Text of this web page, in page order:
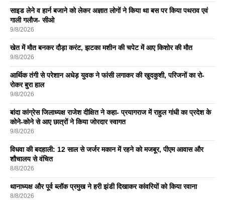
साइड लेने व हार्न बजाने को लेकर अज्ञात लोगों ने किया था बस पर किया पथराव एवं
गाली गलौज- सीओ
9/8/2026
खेत में मौत बनकर दौड़ा करंट, झटका मशीन की चपेट में आए किशोर की मौत
9/8/2026
आर्थिक तंगी से परेशान अधेड़ युवक ने फांसी लगाकर की खुदकुशी, परिजनों का रो-
रोकर बुरा हाल
9/8/2026
बांदा कांग्रेस जिलाध्यक्ष राजेश दीक्षित ने कहा- प्रयागराज में राहुल गांधी का प्रदेश के
कोने-कोने से आए छात्रों ने किया जोरदार स्वागत
9/8/2026
विधवा की बदहाली: 12 साल से जर्जर मकान में रहने को मजबूर, पीएम आवास और
शौचालय से वंचित
8/8/2026
थानाध्यक्ष और पूर्व ब्लॉक प्रमुख ने हरी झंडी दिखाकर कांवरियों को किया रवाना
8/8/2026